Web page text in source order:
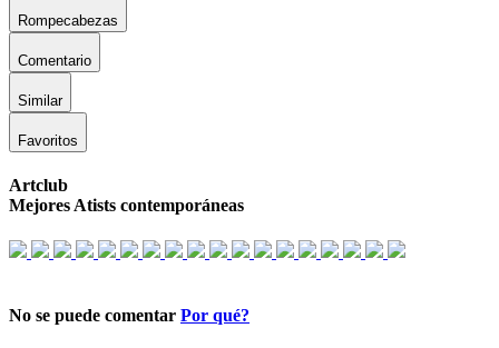
Rompecabezas
Comentario
Similar
Favoritos
Artclub
Mejores Atists contemporáneas
No se puede comentar Por qué?